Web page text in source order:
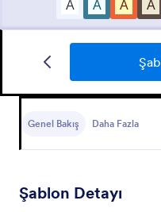
Genel Bakış Daha Fazla
Şablon Detayı
Burada süreci çok
Go to Category:
Sağlık Formları